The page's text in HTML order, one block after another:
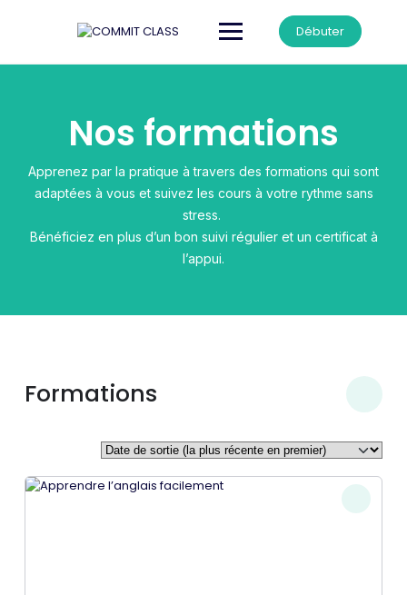
Débuter
Nos formations
Apprenez par la pratique à travers des formations qui sont
adaptées à vous et suivez les cours à votre rythme sans
stress.
Bénéficiez en plus d’un bon suivi régulier et un certificat à
l’appui.
Formations